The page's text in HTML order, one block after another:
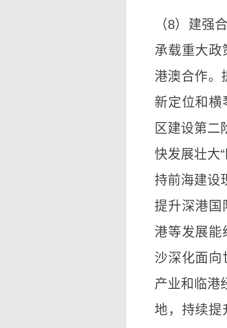
（8）建强
承载重大政
港澳合作。
新定位和横
区建设第二
快发展壮大
持前海建设
提升深港国
港等发展能
沙深化面向
产业和临港
地，持续提